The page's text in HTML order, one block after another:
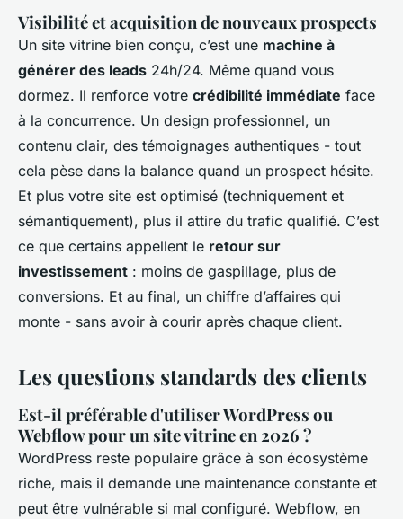
Visibilité et acquisition de nouveaux prospects
Un site vitrine bien conçu, c’est une machine à
générer des leads 24h/24. Même quand vous
dormez. Il renforce votre crédibilité immédiate face
à la concurrence. Un design professionnel, un
contenu clair, des témoignages authentiques - tout
cela pèse dans la balance quand un prospect hésite.
Et plus votre site est optimisé (techniquement et
sémantiquement), plus il attire du trafic qualifié. C’est
ce que certains appellent le retour sur
investissement : moins de gaspillage, plus de
conversions. Et au final, un chiffre d’affaires qui
monte - sans avoir à courir après chaque client.
Les questions standards des clients
Est-il préférable d'utiliser WordPress ou
Webflow pour un site vitrine en 2026 ?
WordPress reste populaire grâce à son écosystème
riche, mais il demande une maintenance constante et
peut être vulnérable si mal configuré. Webflow, en